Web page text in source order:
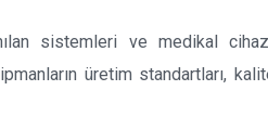
sistemleri ve medikal
üretim standartları,